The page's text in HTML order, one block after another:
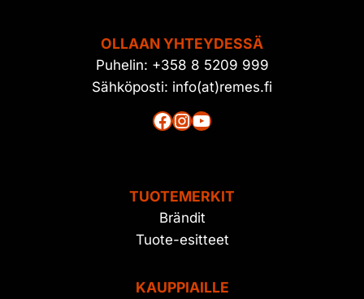
OLLAAN YHTEYDESSÄ
Puhelin: +358 8 5209 999
Sähköposti: info(at)remes.fi
Facebook
Instagram
YouTube
TUOTEMERKIT
Brändit
Tuote-esitteet
KAUPPIAILLE